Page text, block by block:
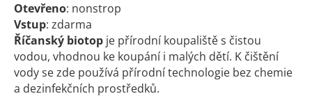
Otevřeno: nonstrop
Vstup: zdarma
Říčanský biotop je přírodní koupaliště s čistou
vodou, vhodnou ke koupání i malých dětí. K čištění
vody se zde používá přírodní technologie bez chemie
a dezinfekčních prostředků.